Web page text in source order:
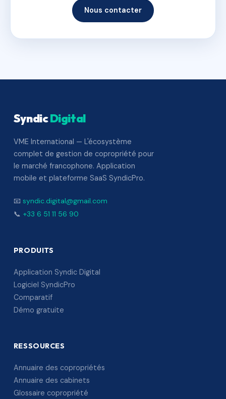
Nous contacter
SyndicDigital
VME International — L'écosystème
complet de gestion de copropriété pour
le marché francophone. Application
mobile et plateforme SaaS SyndicPro.
📧 syndic.digital@gmail.com
📞 +33 6 51 11 56 90
PRODUITS
Application Syndic Digital
Logiciel SyndicPro
Comparatif
Démo gratuite
RESSOURCES
Annuaire des copropriétés
Annuaire des cabinets
Glossaire copropriété